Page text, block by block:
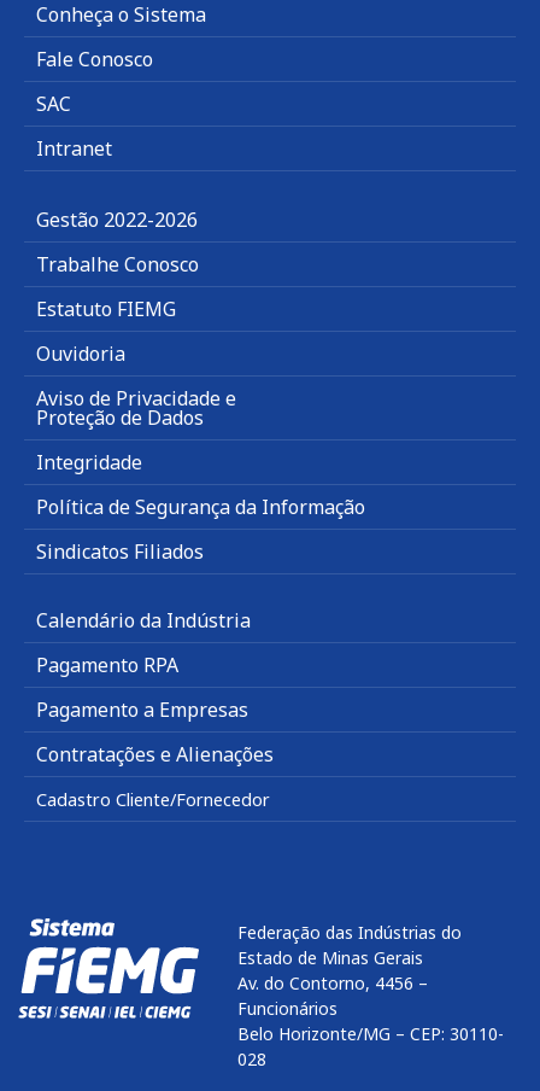
Conheça o Sistema
Fale Conosco
SAC
Intranet
Gestão 2022-2026
Trabalhe Conosco
Estatuto FIEMG
Ouvidoria
Aviso de Privacidade e
Proteção de Dados
Integridade
Política de Segurança da Informação
Sindicatos Filiados
Calendário da Indústria
Pagamento RPA
Pagamento a Empresas
Contratações e Alienações
Cadastro Cliente/Fornecedor
Federação das Indústrias do
Estado de Minas Gerais
Av. do Contorno, 4456 –
Funcionários
Belo Horizonte/MG – CEP: 30110-
028